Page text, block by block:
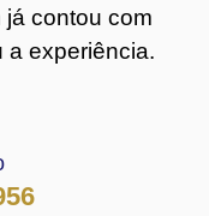
contou com
a experiência.